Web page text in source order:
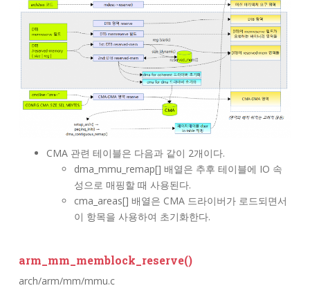
CMA 관련 테이블은 다음과 같이 2개이다.
dma_mmu_remap[] 배열은 추후 테이블에 IO 속
성으로 매핑할 때 사용된다.
cma_areas[] 배열은 CMA 드라이버가 로드되면서
이 항목을 사용하여 초기화한다.
arm_mm_memblock_reserve()
arch/arm/mm/mmu.c